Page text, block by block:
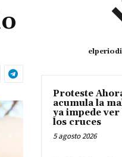
Proteste
acumula la
ya impede
los cruces
5 agosto 2026